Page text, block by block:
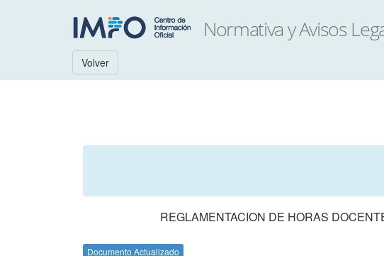
Volver
REGLAMENTACION DE HORAS
Documento Actualizado